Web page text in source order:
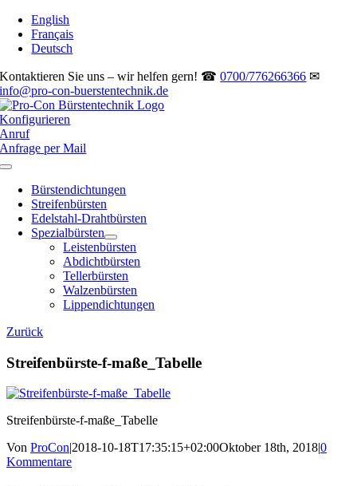
Zum
Inhalt
springen
English
Français
Deutsch
Kontaktieren Sie uns – wir helfen gern! ☎0700/776266366 ✉
info@pro-con-buerstentechnik.de
Konfigurieren
Anruf
Anfrage per Mail
Toggle
NavigationBürstendichtungen
Streifenbürsten
Edelstahl-Drahtbürsten
Spezialbürsten
Leistenbürsten
Abdichtbürsten
Tellerbürsten
Walzenbürsten
Lippendichtungen
Zurück
Streifenbürste-f-maße_Tabelle
Streifenbürste-f-maße_Tabelle
Von ProCon|2018-10-18T17:35:15+02:00Oktober 18th, 2018|0
Kommentare